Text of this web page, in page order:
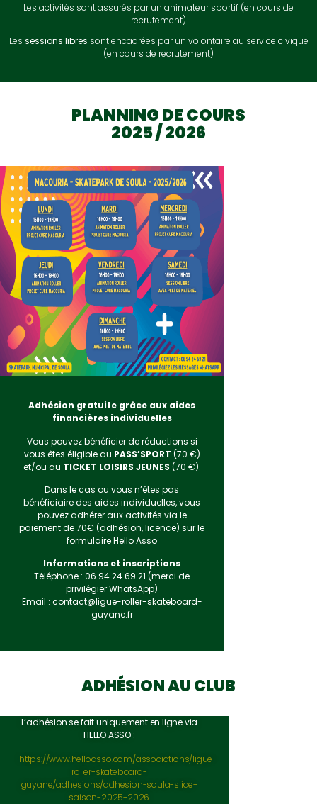
Les activités sont assurés par un animateur sportif (en cours de
recrutement)
Les sessions libres sont encadrées par un volontaire au service civique
(en cours de recrutement)
PLANNING DE COURS
2025 / 2026
Adhésion gratuite grâce aux aides
financières individuelles
Vous pouvez bénéficier de réductions si
vous êtes éligible au PASS’SPORT (70 €)
et/ou au TICKET LOISIRS JEUNES (70 €).
Dans le cas ou vous n’êtes pas
bénéficiaire des aides individuelles, vous
pouvez adhérer aux activités via le
paiement de 70€ (adhésion, licence) sur le
formulaire Hello Asso
Informations et inscriptions
Téléphone : 06 94 24 69 21 (merci de
privilégier WhatsApp)
Email : contact@ligue-roller-skateboard-
guyane.fr
ADHÉSION AU CLUB
L’adhésion se fait uniquement en ligne via
HELLO ASSO :
https://www.helloasso.com/associations/ligue-
roller-skateboard-
guyane/adhesions/adhesion-soula-slide-
saison-2025-2026